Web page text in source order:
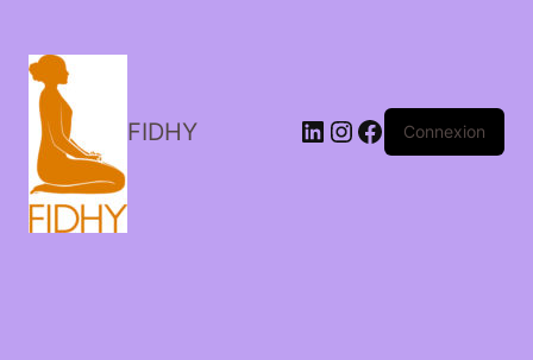
FIDHY LinkedIn
Instagram
Facebook
Connexion